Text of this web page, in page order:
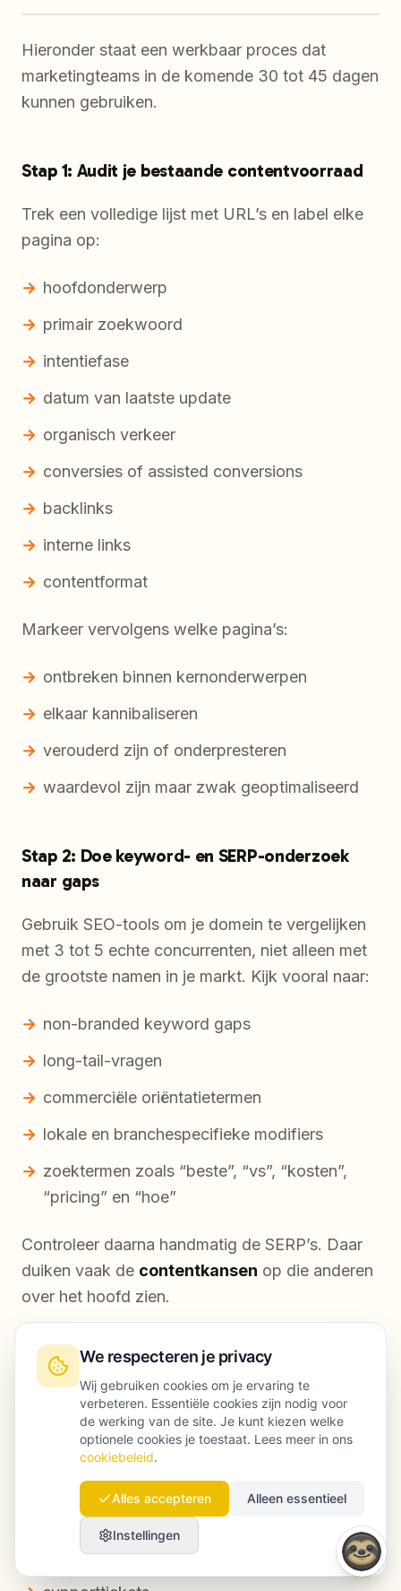
Hieronder staat een werkbaar proces dat
marketingteams in de komende 30 tot 45 dagen
kunnen gebruiken.
Stap 1: Audit je bestaande contentvoorraad
Trek een volledige lijst met URL’s en label elke
pagina op:
hoofdonderwerp
primair zoekwoord
intentiefase
datum van laatste update
organisch verkeer
conversies of assisted conversions
backlinks
interne links
contentformat
Markeer vervolgens welke pagina’s:
ontbreken binnen kernonderwerpen
elkaar kannibaliseren
verouderd zijn of onderpresteren
waardevol zijn maar zwak geoptimaliseerd
Stap 2: Doe keyword- en SERP-onderzoek
naar gaps
Gebruik SEO-tools om je domein te vergelijken
met 3 tot 5 echte concurrenten, niet alleen met
de grootste namen in je markt. Kijk vooral naar:
non-branded keyword gaps
long-tail-vragen
commerciële oriëntatietermen
lokale en branchespecifieke modifiers
zoektermen zoals “beste”, “vs”, “kosten”,
“pricing” en “hoe”
Controleer daarna handmatig de SERP’s. Daar
duiken vaak de contentkansen op die anderen
over het hoofd zien.
Stap 3: Voeg first-party signalen toe
Breng data in waar concurrenten geen zicht op
hebben:
verkoopbezwaren
vragen over implementatie
terugkerende onboardingproblemen
We respecteren je privacy
Wij gebruiken cookies om je ervaring te
verbeteren. Essentiële cookies zijn nodig voor
de werking van de site. Je kunt kiezen welke
optionele cookies je toestaat. Lees meer in ons
cookiebeleid.
Alles accepteren Alleen essentieel
Instellingen